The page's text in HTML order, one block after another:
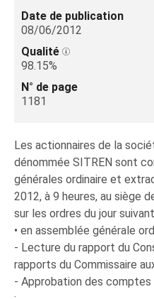
Date de publication
08/06/2012
Qualité
98.15%
N° de page
1181
Les actionnaires de la
dénommée SITREN sont
générales ordinaire et
2012, à 9 heures, au siège
sur les ordres du jour
• en assemblée générale
- Lecture du rapport du
rapports du Commissaire
- Approbation des